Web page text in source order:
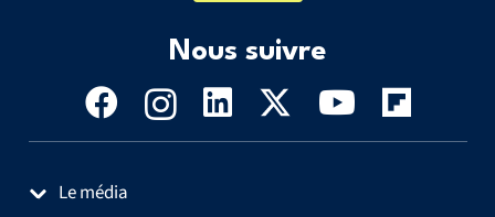
Nous suivre
Le média